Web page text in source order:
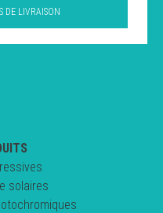
DE LIVRAISON
solaires